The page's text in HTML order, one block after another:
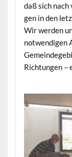
daß sich
gen in den
Wir wer­den
notwendi­gen
Rich­tun­gen –